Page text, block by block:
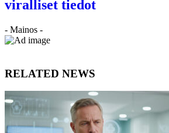
viralliset tiedot
- Mainos -
RELATED NEWS